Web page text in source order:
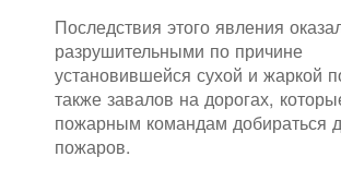
Последствия этого явления
разрушительными по причине
установившейся сухой и жаркой
также завалов на дорогах,
пожарным командам добираться
пожаров.